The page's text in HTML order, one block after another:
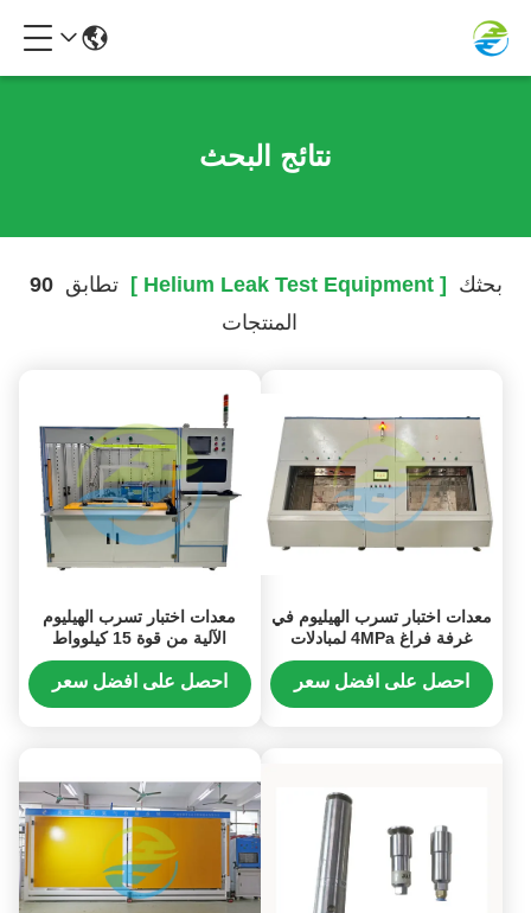
نتائج البحث
بحثك [ Helium Leak Test Equipment ] تطابق90
المنتجات
معدات اختبار تسرب الهيليوم في
غرفة فراغ 4MPa لمبادلات
حرارة مكيف الهواء
احصل على افضل سعر
معدات اختبار تسرب الهيليوم
الآلية من قوة 15 كيلوواط
لمجموعة بطاريات الكهرباء
احصل على افضل سعر